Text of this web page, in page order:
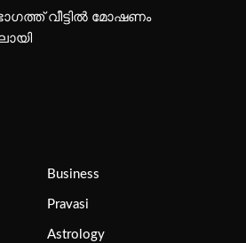
വീട്ടിൽ മോഷണം
Business
Pravasi
Astrology